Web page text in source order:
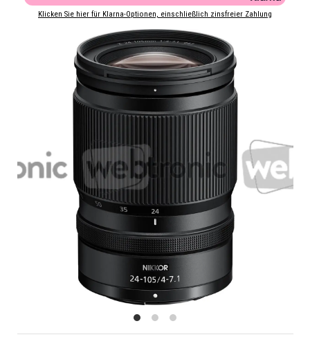
Klicken Sie hier für Klarna-Optionen, einschließlich zinsfreier Zahlung